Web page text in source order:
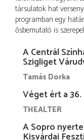
társulatok hat
programban egy
ősbemutató is
A Centrál
Szigliget
Tamás Dorka
Véget ért a
THEALTER
A Sopro
Kisvárdai